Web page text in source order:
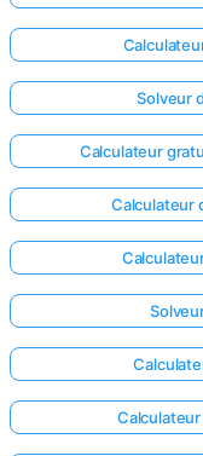
Solveur
Calculateur
Calculateur